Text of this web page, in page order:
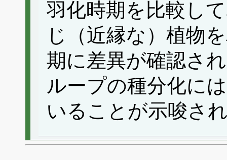
羽化時期を比較し
じ（近縁な）植物
期に差異が確認さ
ループの種分化に
いることが示唆さ